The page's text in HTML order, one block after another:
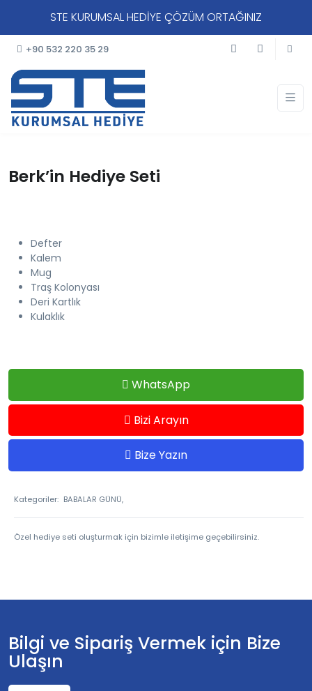
STE KURUMSAL HEDİYE ÇÖZÜM ORTAĞINIZ
+90 532 220 35 29
Berk’in Hediye Seti
Defter
Kalem
Mug
Traş Kolonyası
Deri Kartlık
Kulaklık
WhatsApp
Bizi Arayın
Bize Yazın
Kategoriler: BABALAR GÜNÜ,
Özel hediye seti oluşturmak için bizimle iletişime geçebilirsiniz.
Bilgi ve Sipariş Vermek için Bize
Ulaşın